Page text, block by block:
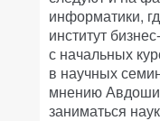
информатики,
институт
с начальных
в научных
мнению
заниматься